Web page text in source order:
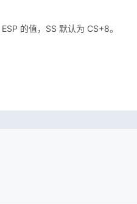
的值，SS 默认为 CS+8。